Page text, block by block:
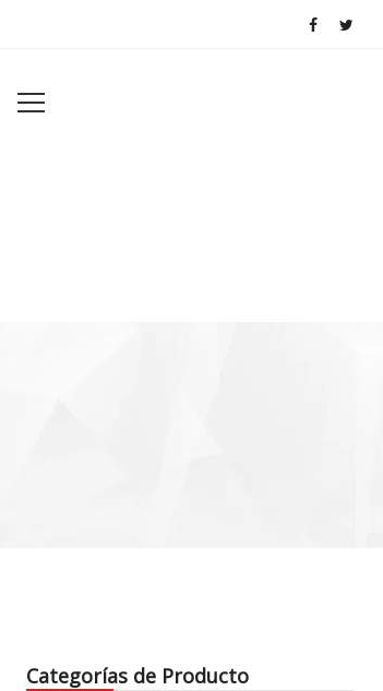
Categorías de Producto